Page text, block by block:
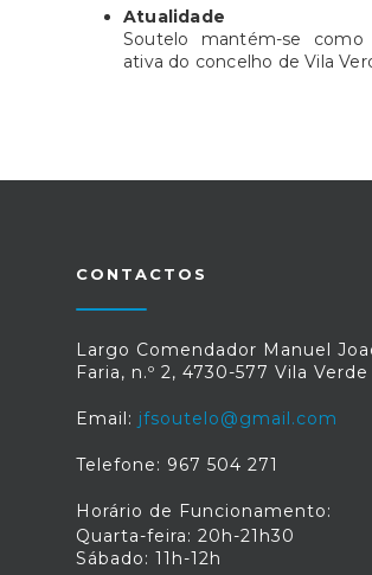
Atualidade
Soutelo mantém-se como
ativa do concelho de Vila
CONTACTOS
Largo Comendador Manuel
Faria, n.º 2, 4730-577 Vila Verde
Email: jfsoutelo@gmail.com
Telefone: 967 504 271
Horário de Funcionamento:
Quarta-feira: 20h-21h30
Sábado: 11h-12h